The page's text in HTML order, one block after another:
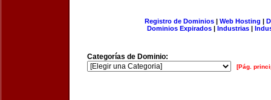
Registro de Dominios| Web Hosting |
Dominios Expirados | Industrias |
Categorías de Dominio:
[Pág.